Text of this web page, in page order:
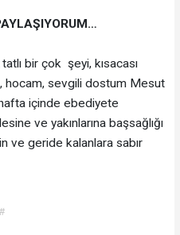
bir çok şeyi, kısacası
hocam, sevgili dostum Mesut
hafta içinde ebediyete
ve yakınlarına başsağlığı
ve geride kalanlara sabır
#